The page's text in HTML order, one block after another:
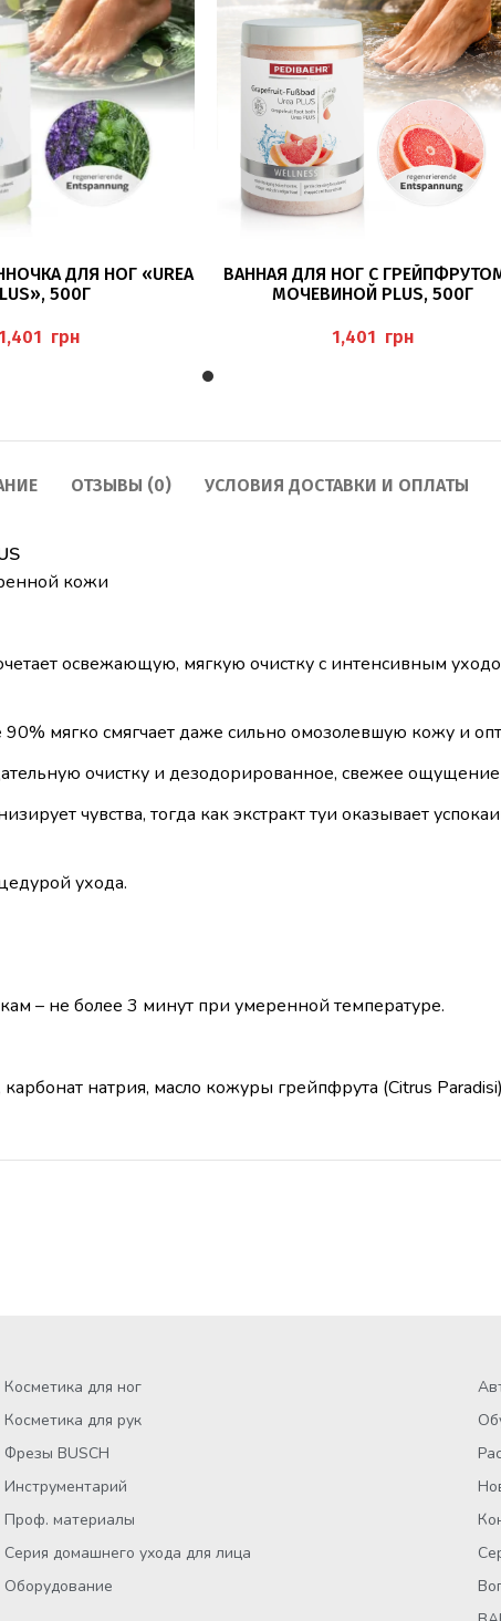
КОРЗИНУДЛЯ НОГ «UREA
500Г
грн
В КОРЗИНУ
ВАННАЯ ДЛЯ НОГ С
МОЧЕВИНОЙ PLUS, 500Г
грн
ОТЗЫВЫ (0) УСЛОВИЯ ДОСТАВКИ И ОПЛАТЫ
кожи
освежающую, мягкую очистку с интенсивным
мягко смягчает даже сильно омозолевшую кожу и
очистку и дезодорированное, свежее
чувства, тогда как экстракт туи оказывает
ухода.
– не более 3 минут при умеренной температуре.
натрия, масло кожуры грейпфрута (Citrus
Косметика для ног
Косметика для рук
Фрезы BUSCH
Инструментарий
Проф. материалы
Серия домашнего ухода для лица
Оборудование